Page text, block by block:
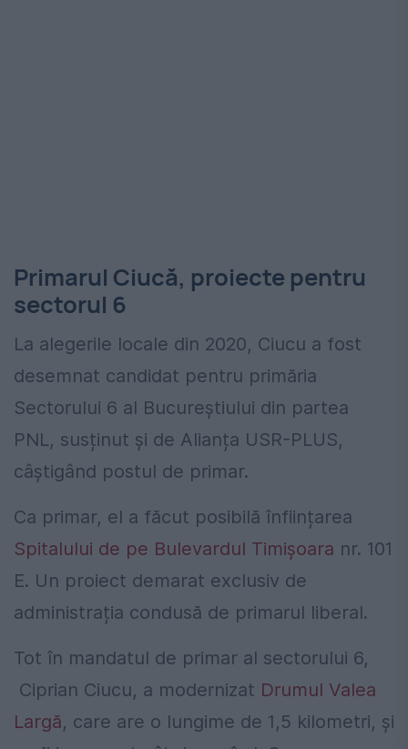
Primarul Ciucă, proiecte pentru
sectorul 6
La alegerile locale din 2020, Ciucu a fost
desemnat candidat pentru primăria
Sectorului 6 al Bucureștiului din partea
PNL, susținut și de Alianța USR-PLUS,
câștigând postul de primar.
Ca primar, el a făcut posibilă înființarea
Spitalului de pe Bulevardul Timișoara nr. 101
E. Un proiect demarat exclusiv de
administrația condusă de primarul liberal.
Tot în mandatul de primar al sectorului 6,
Ciprian Ciucu, a modernizat Drumul Valea
Largă, care are o lungime de 1,5 kilometri, și